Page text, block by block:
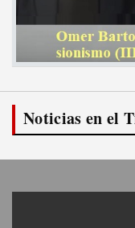
Noticias en el